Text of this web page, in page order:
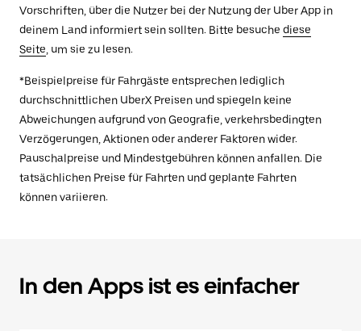
Vorschriften, über die Nutzer bei der Nutzung der Uber App in
deinem Land informiert sein sollten. Bitte besuche diese
Seite , um sie zu lesen.
*Beispielpreise für Fahrgäste entsprechen lediglich
durchschnittlichen UberX Preisen und spiegeln keine
Abweichungen aufgrund von Geografie, verkehrsbedingten
Verzögerungen, Aktionen oder anderer Faktoren wider.
Pauschalpreise und Mindestgebühren können anfallen. Die
tatsächlichen Preise für Fahrten und geplante Fahrten
können variieren.
In den Apps ist es einfacher